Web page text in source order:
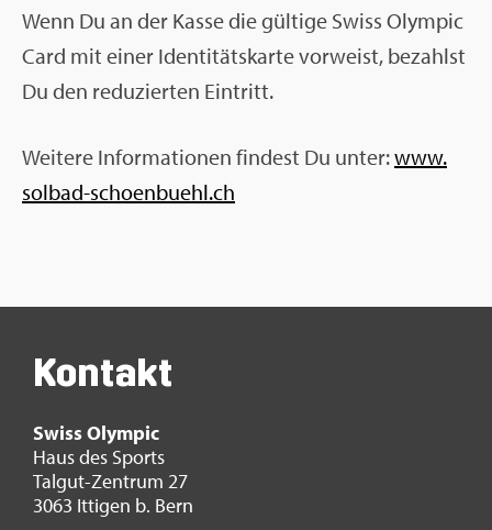
Wenn Du an der Kasse die gül­ti­ge Swiss Olym­pic
Card mit einer Iden­ti­täts­kar­te vor­weist, be­zahlst
Du den re­du­zier­ten Ein­tritt.
Wei­te­re In­for­ma­tio­nen fin­dest Du unter:www.​
solbad-​schoenbuehl.​ch
Kon­takt
Swiss Olym­pic
Haus des Sports
Tal­gut-Zen­trum 27
3063 It­ti­gen b. Bern